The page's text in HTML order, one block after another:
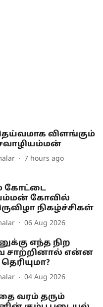
விளங்கும்
7 hours ago
கோட்டை
கோவில்
நிகழ்ச்சிகள்
06 Aug 2026
எந்த நிற
சாற்றினால் என்ன
04 Aug 2026
வரம் தரும்